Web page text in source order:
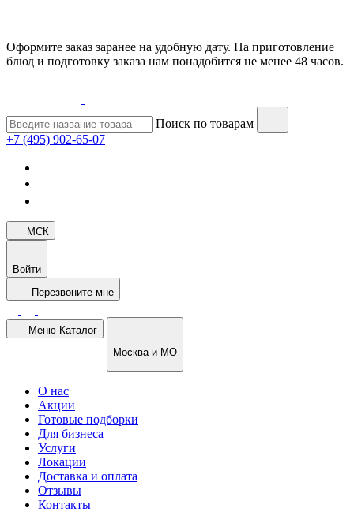
Оформите заказ заранее на удобную дату. На приготовление
блюд и подготовку заказа нам понадобится не менее 48 часов.
Поиск по товарам
+7 (495) 902-65-07
МСК
Войти
Перезвоните мне
Меню Каталог
Москва и МО
О нас
Акции
Готовые подборки
Для бизнеса
Услуги
Локации
Доставка и оплата
Отзывы
Контакты